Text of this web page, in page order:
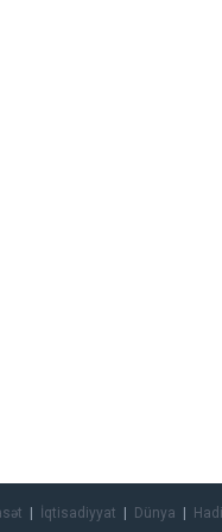
İqtisadiyyat Dünya